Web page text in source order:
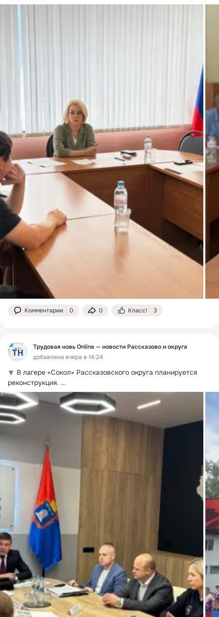
Комментарии 0 0 Класс! 3
Трудовая новь Online — новости Рассказово и округа
добавлена вчера в 14:24
🔽 В лагере «Сокол» Рассказовского округа планируется
реконструкция. ...